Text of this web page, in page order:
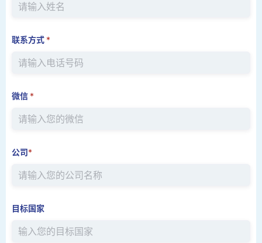
联系方式 *
微信 *
公司*
目标国家